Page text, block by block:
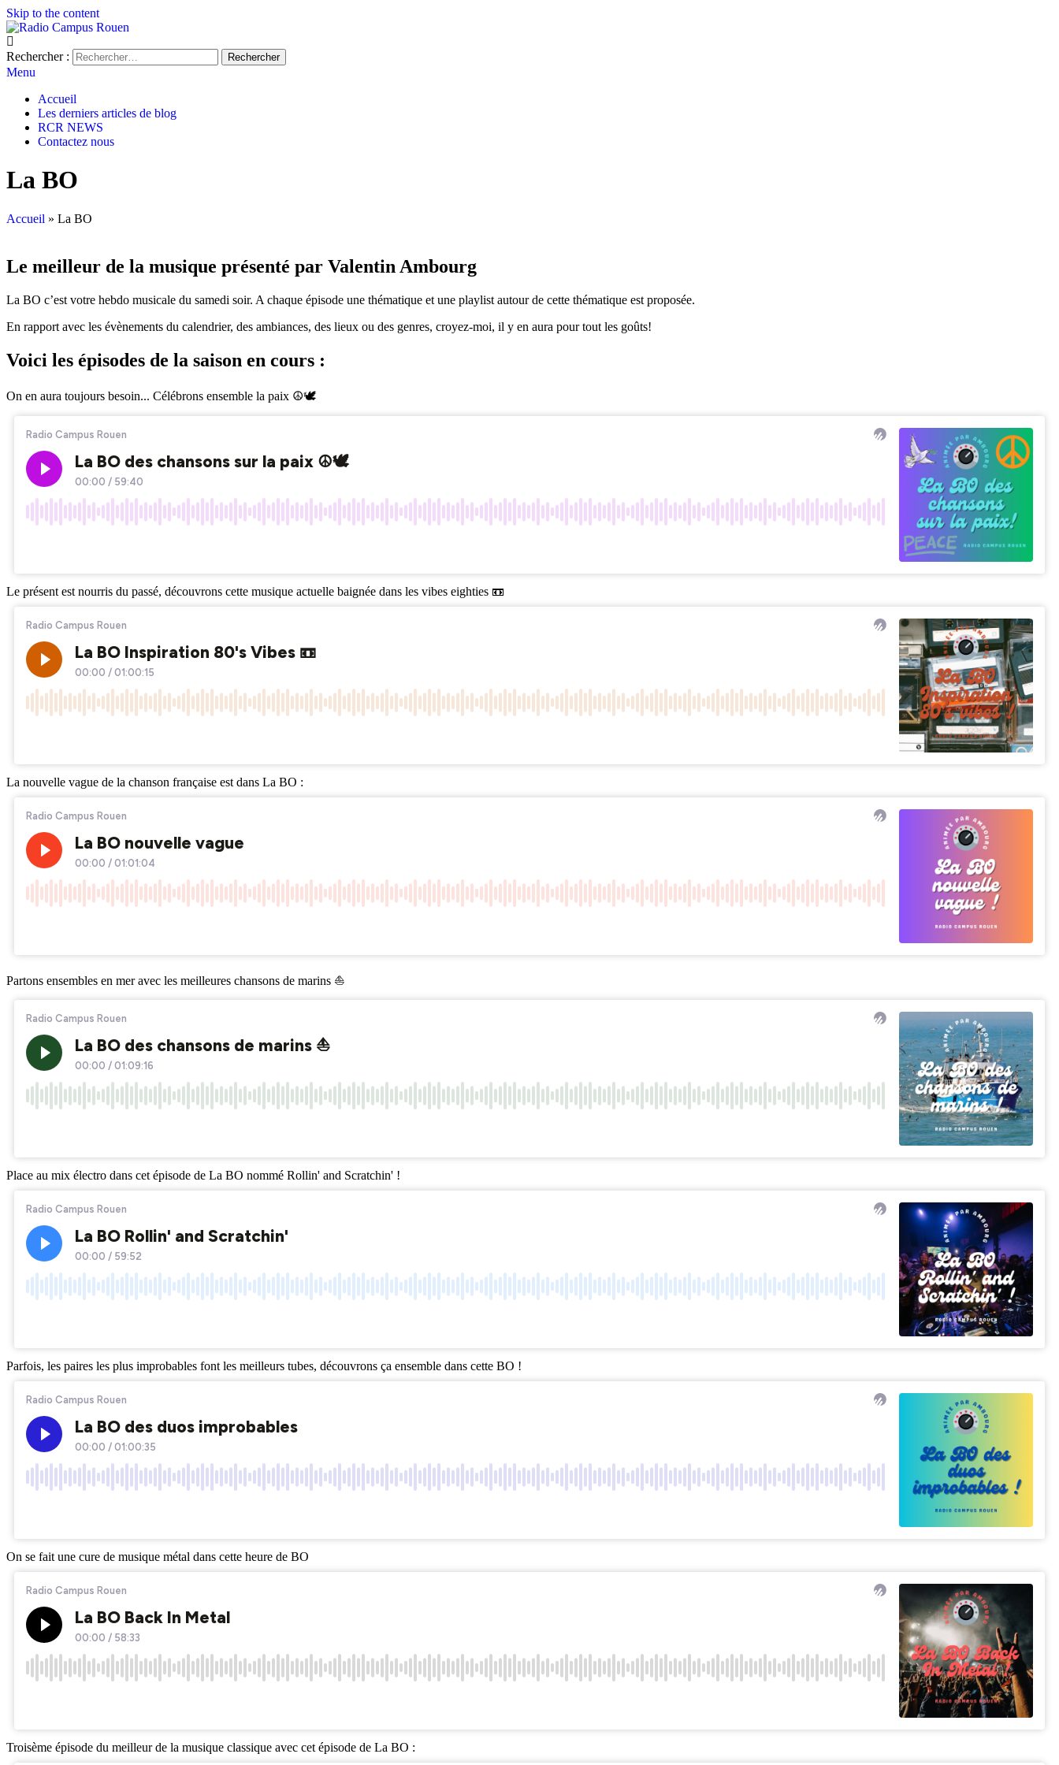
Skip to the content
Radio Campus Rouen
La Radio rouennaise 100 % Bénévole
Rechercher :
Menu
Accueil
Les derniers articles de blog
RCR NEWS
Contactez nous
La BO
Accueil » La BO
Le meilleur de la musique présenté par Valentin Ambourg
La BO c’est votre hebdo musicale du samedi soir. A chaque épisode une thématique et une playlist autour de cette thématique est proposée.
En rapport avec les évènements du calendrier, des ambiances, des lieux ou des genres, croyez-moi, il y en aura pour tout les goûts!
Voici les épisodes de la saison en cours :
On en aura toujours besoin... Célébrons ensemble la paix ☮️🕊️
Le présent est nourris du passé, découvrons cette musique actuelle baignée dans les vibes eighties 📼
La nouvelle vague de la chanson française est dans La BO :
Partons ensembles en mer avec les meilleures chansons de marins ⛵
Place au mix électro dans cet épisode de La BO nommé Rollin' and Scratchin' !
Parfois, les paires les plus improbables font les meilleurs tubes, découvrons ça ensemble dans cette BO !
On se fait une cure de musique métal dans cette heure de BO
Troisème épisode du meilleur de la musique classique avec cet épisode de La BO :